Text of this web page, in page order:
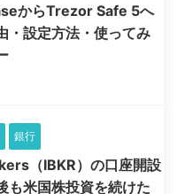
からTrezor Safe 5へ
・設定方法・使ってみ
銀行
（IBKR）の口座開設
も米国株投資を続けた